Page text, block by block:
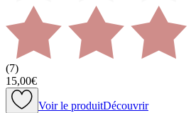
(7)
15,00€
Voir le produitDécouvrir